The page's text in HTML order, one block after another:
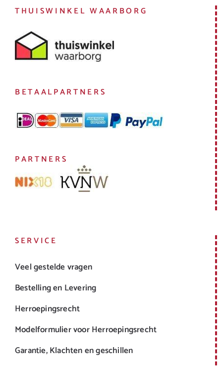
THUISWINKEL WAARBORG
BETAALPARTNERS
PARTNERS
SERVICE
Veel gestelde vragen
Bestelling en Levering
Herroepingsrecht
Modelformulier voor Herroepingsrecht
Garantie, Klachten en geschillen